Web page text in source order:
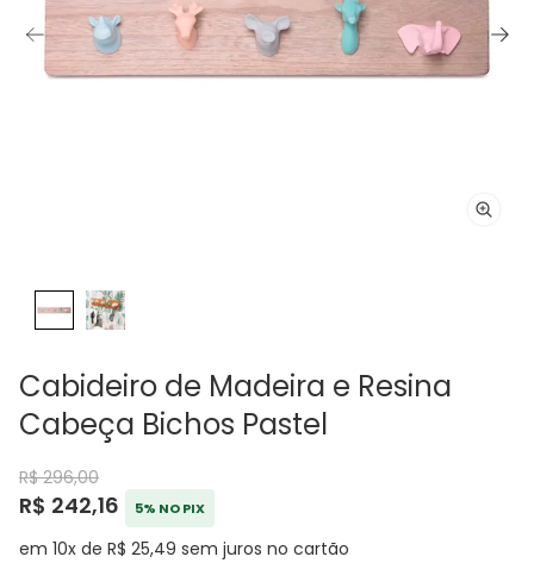
Cabideiro de Madeira e Resina
Cabeça Bichos Pastel
R$ 296,00
R$ 242,16 5% NO PIX
em 10x de R$ 25,49 sem juros no cartão